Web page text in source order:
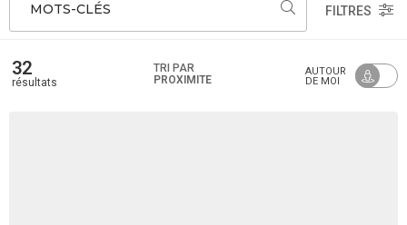
MOTS-CLÉS FILTRES
32
résultats
TRI PAR
PROXIMITÉ
AUTOUR
DE MOI